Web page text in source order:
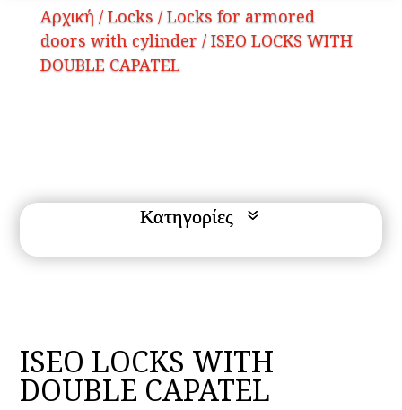
Αρχική / Locks / Locks for armored
doors with cylinder / ISEO LOCKS WITH
DOUBLE CAPATEL
ISEO LOCKS WITH
DOUBLE CAPATEL